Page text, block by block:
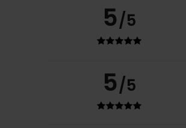
5/5
5/5